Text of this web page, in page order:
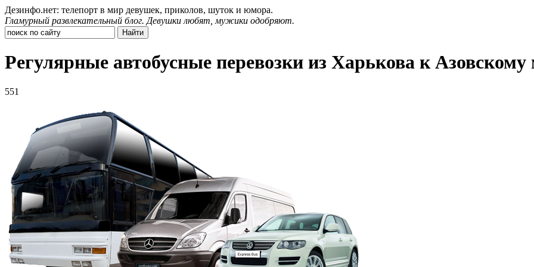
Дезинфо.нет: телепорт в мир девушек, приколов, шуток и юмора.
Гламурный развлекательный блог. Девушки любят, мужики одобряют.
Регулярные автобусные перевозки из Харькова к
551